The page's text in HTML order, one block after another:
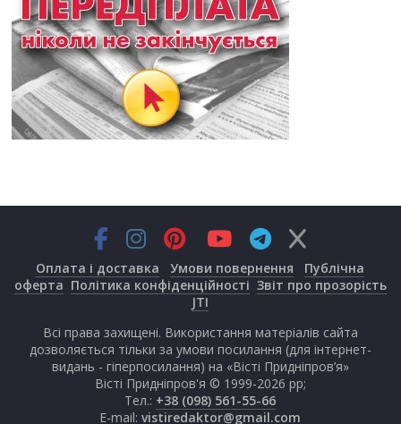
Оплата і доставка Умови повернення
Публічна
оферта Політика конфіденційності Звіт про прозорість
JTI
Всі права захищені. Використання матеріалів сайта
дозволяється тільки за умови посилання (для інтернет-
видань - гіперпосилання) на «Вісті Придніпров’я»
Вісті Придніпров'я © 1999-2026 рр;
Тел.: +38 (098) 561-55-66
E-mail: vistiredaktor@gmail.com